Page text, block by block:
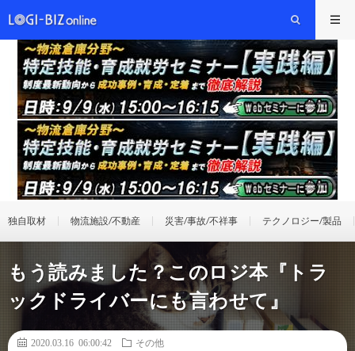
独自取材 物流施設/不動産 災害/事故/不祥事 テクノロジー/製品
もう読みました？このロジ本『トラ
ックドライバーにも言わせて』
2020.03.16 06:00:42
その他